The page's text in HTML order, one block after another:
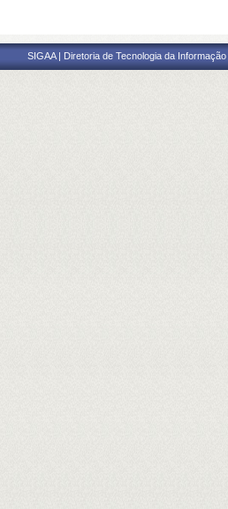
SIGAA | Diretoria de Tecnologia da